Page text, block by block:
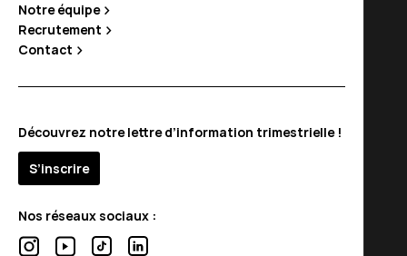
Notre équipe
Recrutement
Contact
Découvrez notre lettre d’information trimestrielle !
S’inscrire
Nos réseaux sociaux :